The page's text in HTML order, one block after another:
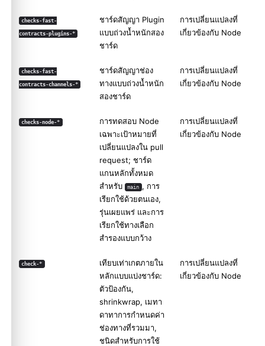
checks-fast-
contracts-plugins-*
ชาร์ดสัญญา Plugin
แบบถ่วงน้ำหนักสอง
ชาร์ด
การเปลี่ยนแปลงที่
เกี่ยวข้องกับ Node
checks-fast-
contracts-channels-*
ชาร์ดสัญญาช่อง
ทางแบบถ่วงน้ำหนัก
สองชาร์ด
การเปลี่ยนแปลงที่
เกี่ยวข้องกับ Node
checks-node-*
การทดสอบ Node
เฉพาะเป้าหมายที่
เปลี่ยนแปลงใน pull
request; ชาร์ด
แกนหลักทั้งหมด
สำหรับ
main , การ
เรียกใช้ด้วยตนเอง,
รุ่นเผยแพร่ และการ
เรียกใช้ทางเลือก
สำรองแบบกว้าง
การเปลี่ยนแปลงที่
เกี่ยวข้องกับ Node
check-*
เทียบเท่าเกตภายใน
หลักแบบแบ่งชาร์ด:
ตัวป้องกัน,
shrinkwrap, เมทา
ดาทาการกำหนดค่า
ช่องทางที่รวมมา,
ชนิดสำหรับการใช้
การเปลี่ยนแปลงที่
เกี่ยวข้องกับ Node